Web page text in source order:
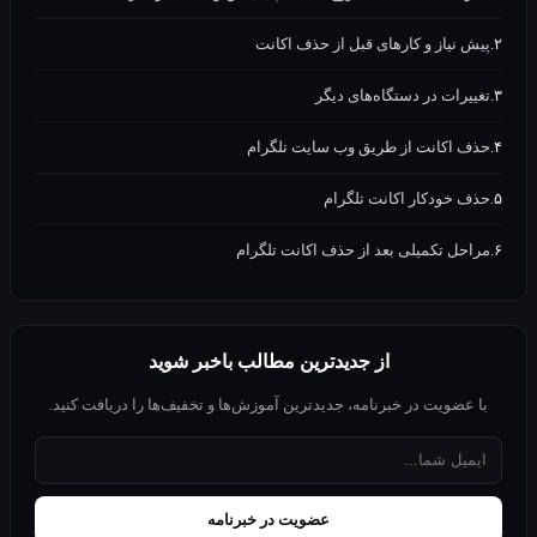
نیاز و کارهای قبل از حذف اکانت
در دستگاه‌های دیگر
اکانت از طریق وب سایت تلگرام
خودکار اکانت تلگرام
تکمیلی بعد از حذف اکانت تلگرام
از جدیدترین مطالب باخبر شوید
در خبرنامه، جدیدترین آموزش‌ها و تخفیف‌ها را دریافت کنید.
عضویت در خبرنامه